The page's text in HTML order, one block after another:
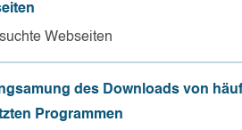
Webseiten
des Downloads von
Programmen